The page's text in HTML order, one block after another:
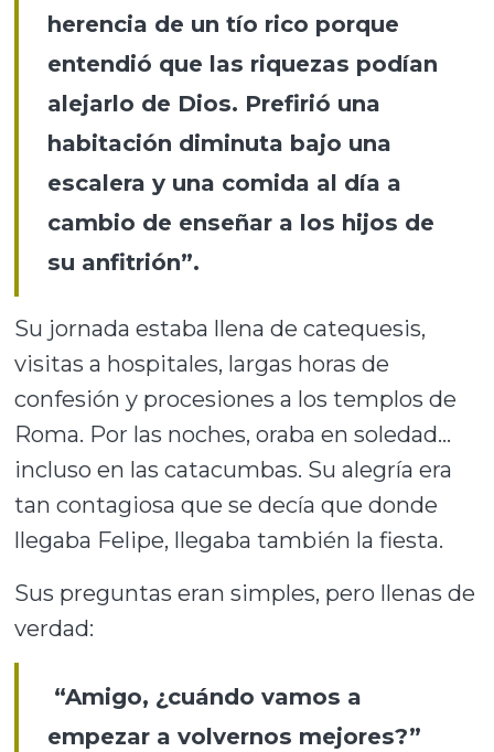
herencia de un tío rico porque
entendió que las riquezas podían
alejarlo de Dios. Prefirió una
habitación diminuta bajo una
escalera y una comida al día a
cambio de enseñar a los hijos de
su anfitrión”.
Su jornada estaba llena de catequesis,
visitas a hospitales, largas horas de
confesión y procesiones a los templos de
Roma. Por las noches, oraba en soledad…
incluso en las catacumbas. Su alegría era
tan contagiosa que se decía que donde
llegaba Felipe, llegaba también la fiesta.
Sus preguntas eran simples, pero llenas de
verdad:
“Amigo, ¿cuándo vamos a
empezar a volvernos mejores?”